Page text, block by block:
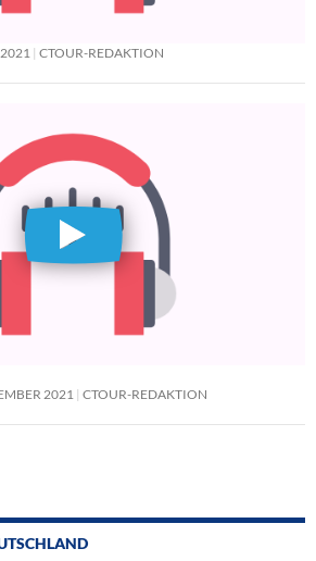
CTOUR-REDAKTION
2021 CTOUR-REDAKTION